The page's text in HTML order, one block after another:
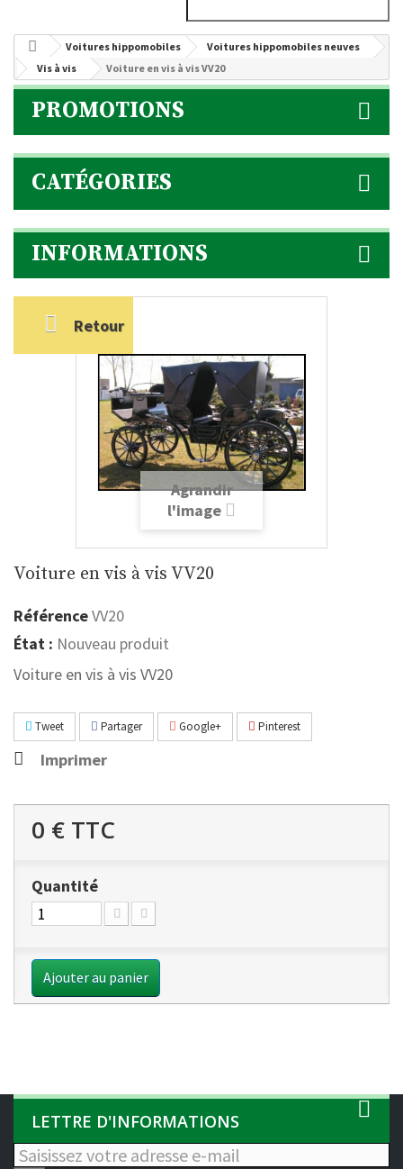
Voitures hippomobiles
Voitures hippomobiles neuves
Vis à vis
Voiture en vis à vis VV20
PROMOTIONS
CATÉGORIES
INFORMATIONS
Retour
Agrandir
l'image
Voiture en vis à vis VV20
RéférenceVV20
État : Nouveau produit
Voiture en vis à vis VV20
Tweet Partager Google+ Pinterest
Imprimer
0 € TTC
Quantité
Ajouter au panier
LETTRE D'INFORMATIONS